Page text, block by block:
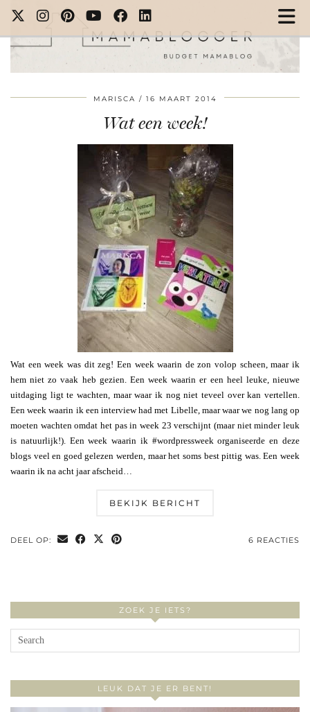
MARISCA 16 MAART 2014
Wat een week!
Wat een week was dit zeg! Een week waarin de zon volop scheen, maar ik
hem niet zo vaak heb gezien. Een week waarin er een heel leuke, nieuwe
uitdaging ligt te wachten, maar waar ik nog niet teveel over kan vertellen.
Een week waarin ik een interview had met Libelle, maar waar we nog lang op
moeten wachten omdat het pas in week 23 verschijnt (maar niet minder leuk
is natuurlijk!). Een week waarin ik #wordpressweek organiseerde en deze
blogs veel en goed gelezen werden, maar het soms best pittig was. Een week
waarin ik na acht jaar afscheid…
BEKIJK BERICHT
DEEL OP: 6 REACTIES
ZOEK JE IETS?
LEUK DAT JE ER BENT!